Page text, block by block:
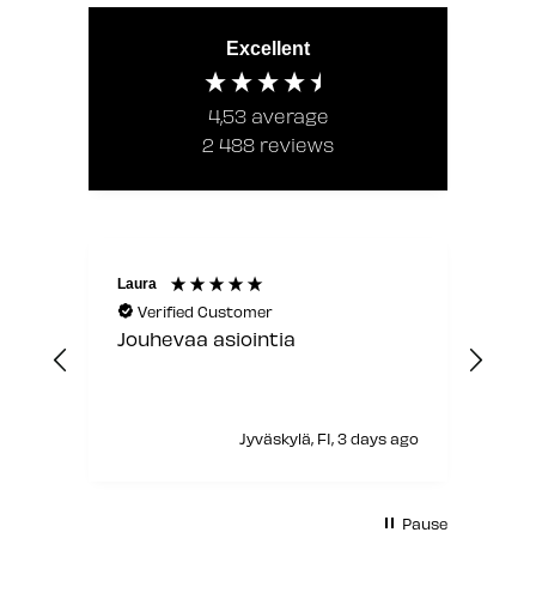
Excellent
4,53 average
2 488 reviews
Laura
Verified Customer
Jouhevaa asiointia
Jyväskylä, FI, 3 days ago
Pause